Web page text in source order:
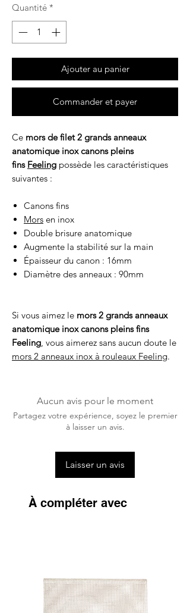
Quantité *
Ajouter au panier
Commander et payer
Ce mors de filet 2 grands anneaux
anatomique inox canons pleins
fins Feeling possède les caractéristiques
suivantes :
Canons fins
Mors en inox
Double brisure anatomique
Augmente la stabilité sur la main
Épaisseur du canon : 16mm
Diamètre des anneaux : 90mm
Si vous aimez le mors 2 grands anneaux
anatomique inox canons pleins fins
Feeling, vous aimerez sans aucun doute le
mors 2 anneaux inox à rouleaux Feeling.
Aucun avis pour le moment
Partagez votre expérience, soyez le premier
à laisser un avis.
Laisser un avis
À compléter avec